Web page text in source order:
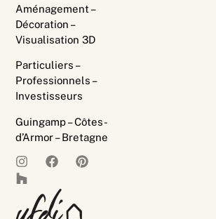
Aménagement –
Décoration –
Visualisation 3D
Particuliers –
Professionnels –
Investisseurs
Guingamp – Côtes-
d’Armor – Bretagne